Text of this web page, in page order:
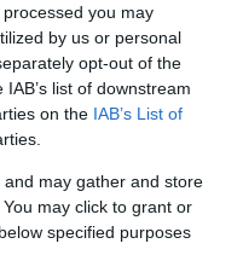
you may
by us or personal
opt-out of the
list of downstream
on the IAB’s List of
may gather and store
may click to grant or
specified purposes